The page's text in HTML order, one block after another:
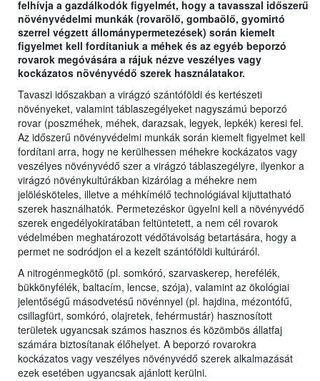
felhívja a gazdálkodók figyelmét, hogy a tavasszal időszerű
növényvédelmi munkák (rovarölő, gombaölő, gyomirtó
szerrel végzett állománypermetezések) során kiemelt
figyelmet kell fordítaniuk a méhek és az egyéb beporzó
rovarok megóvására a rájuk nézve veszélyes vagy
kockázatos növényvédő szerek használatakor.
Tavaszi időszakban a virágzó szántóföldi és kertészeti
növényeket, valamint táblaszegélyeket nagyszámú beporzó
rovar (poszméhek, méhek, darazsak, legyek, lepkék) keresi fel.
Az időszerű növényvédelmi munkák során kiemelt figyelmet kell
fordítani arra, hogy ne kerülhessen méhekre kockázatos vagy
veszélyes növényvédő szer a virágzó táblaszegélyre, ilyenkor a
virágzó növénykultúrákban kizárólag a méhekre nem
jelölésköteles, illetve a méhkímélő technológiával kijuttatható
szerek használhatók. Permetezéskor ügyelni kell a növényvédő
szerek engedélyokiratában feltüntetett, a nem cél rovarok
védelmében meghatározott védőtávolság betartására, hogy a
permet ne sodródjon el a kezelt szántóföldi kultúráról.
A nitrogénmegkötő (pl. somkóró, szarvaskerep, herefélék,
bükkönyfélék, baltacím, lencse, szója), valamint az ökológiai
jelentőségű másodvetésű növénnyel (pl. hajdina, mézontófű,
csillagfürt, somkóró, olajretek, fehérmustár) hasznosított
területek ugyancsak számos hasznos és közömbös állatfaj
számára biztosítanak élőhelyet. A beporzó rovarokra
kockázatos vagy veszélyes növényvédő szerek alkalmazását
ezek esetében ugyancsak ajánlott kerülni.